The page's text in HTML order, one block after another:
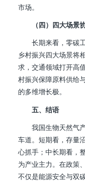
市场。
（四）四大场景
长期来看，零碳
乡村振兴四大场景将
求，交通领域打开高
村振兴保障原料供给
的多维增长极。
五、结语
我国生物天然气
车道。短期看，存量
心抓手；中长期看，
为产业主力。在政策
不仅是能源安全与双